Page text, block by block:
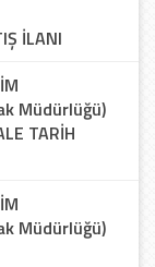
İLANI
Müdürlüğü)
TARİH
Müdürlüğü)